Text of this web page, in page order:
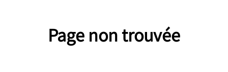
Page non trouvée